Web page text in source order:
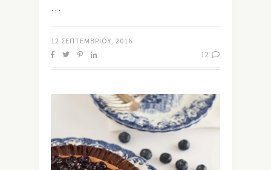
…
12 ΣΕΠΤΕΜΒΡΊΟΥ, 2016
12